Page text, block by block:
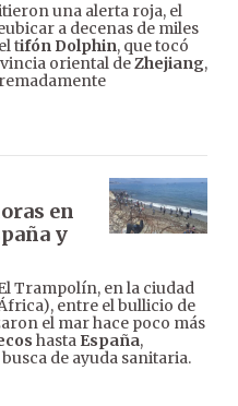
una alerta roja, el
a decenas de miles
tifón Dolphin, que tocó
oriental deZhejiang,
en
y
Trampolín, en la ciudad
entre el bullicio de
el mar hace poco más
hasta España,
de ayuda sanitaria.